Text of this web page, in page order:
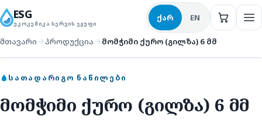
ESG
ᲔᲙᲝᲙᲔᲛᲘᲙᲐ ᲡᲔᲠᲕᲘᲡ ᲯᲒᲣᲤᲘ
ქარ EN
მთავარი პროდუქცია მომჭიმი ქურო (გილზა) 6 მმ
ᲡᲐᲗᲐᲓᲐᲠᲘᲒᲝ ᲜᲐᲬᲘᲚᲔᲑᲘ
მომჭიმი ქურო (გილზა) 6 მმ
სათადარიგო ნაწილები